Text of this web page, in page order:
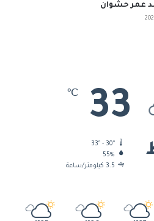
عمر حشوان
33
℃
33º - 30º
55%
3.5 كيلومتر/ساعة